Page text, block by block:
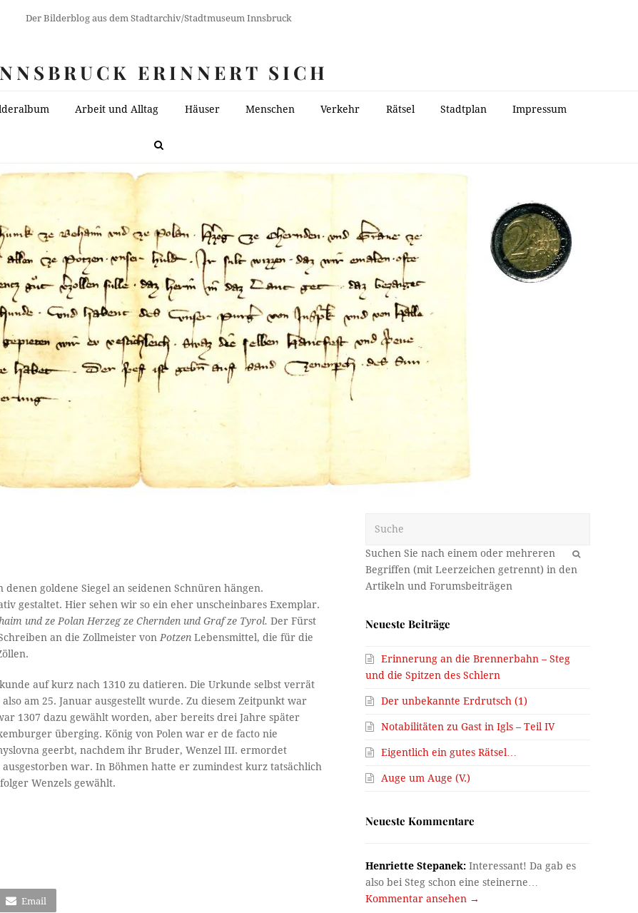
Der Bilderblog aus dem Stadtarchiv/Stadtmuseum Innsbruck
ERINNERT SICH
Arbeit und Alltag Häuser Menschen Verkehr Rätsel Stadtplan Impressum
goldene Siegel an seidenen Schnüren hängen.
gestaltet. Hier sehen wir so ein eher unscheinbares Exemplar.
und ze Polan Herzeg ze Chernden und Graf ze Tyrol.Der Fürst
an die Zollmeister von PotzenLebensmittel, die für die
auf kurz nach 1310 zu datieren. Die Urkunde selbst verrät
also am 25. Januar ausgestellt wurde. Zu diesem Zeitpunkt war
1307 dazu gewählt worden, aber bereits drei Jahre später
überging. König von Polen war er de facto nie
geerbt, nachdem ihr Bruder, Wenzel III. ermordet
war. In Böhmen hatte er zumindest kurz tatsächlich
Wenzels gewählt.
Email
OK
Neueste Beiträge
Erinnerung an die Brennerbahn – Steg
und die Spitzen des Schlern
Der unbekannte Erdrutsch (1)
Notabilitäten zu Gast in Igls – Teil IV
Eigentlich ein gutes Rätsel…
Auge um Auge (V.)
Neueste Kommentare
Henriette Stepanek: Interessant! Da gab es
also bei Steg schon eine steinerne…
Kommentar ansehen →